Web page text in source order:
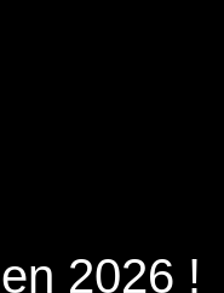
2026 !